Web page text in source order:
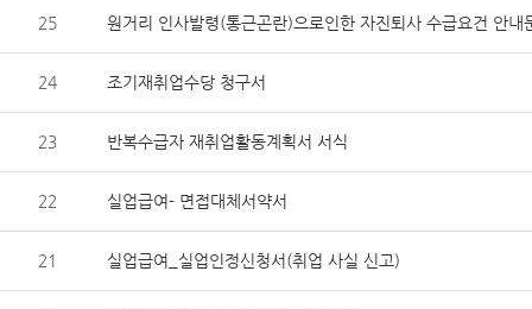
25 원거리 인사발령(통근곤란)으로인한 자진퇴사 수급요건 안내
24 조기재취업수당 청구서
23 반복수급자 재취업활동계획서 서식
22 실업급여- 면접대체서약서
21 실업급여_실업인정신청서(취업 사실 신고)